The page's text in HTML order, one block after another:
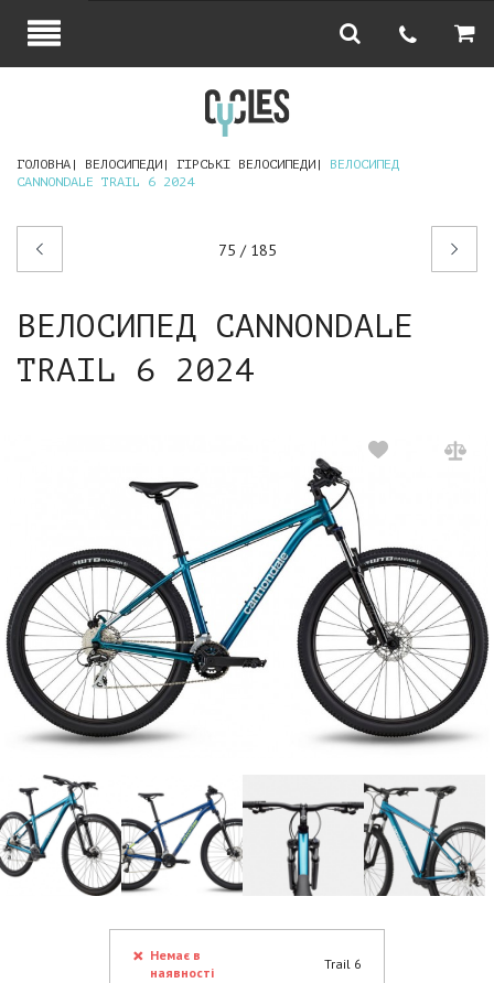
ГОЛОВНА ВЕЛОСИПЕДИ ГІРСЬКІ ВЕЛОСИПЕДИ
ВЕЛОСИПЕД
CANNONDALE TRAIL 6 2024
75 / 185
Наступний
ВЕЛОСИПЕД CANNONDALE
TRAIL 6 2024
Немає в
наявності
Trail 6